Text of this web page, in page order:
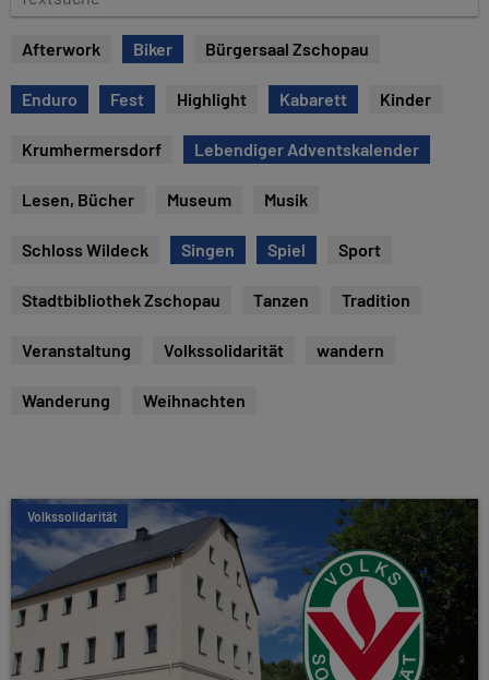
e
s
u
Afterwork Biker Bürgersaal Zschopau
Enduro Fest Highlight Kabarett Kinder
Krumhermersdorf Lebendiger Adventskalender
Lesen, Bücher Museum Musik
Schloss Wildeck Singen Spiel Sport
Stadtbibliothek Zschopau Tanzen Tradition
Veranstaltung Volkssolidarität wandern
Wanderung Weihnachten
Volkssolidarität